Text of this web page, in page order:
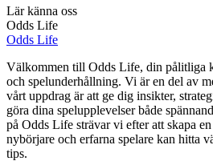
Lär känna oss
Odds Life
Odds Life
Välkommen till Odds Life, din pålitliga
och spelunderhållning. Vi är en del av
vårt uppdrag är att ge dig insikter,
göra dina spelupplevelser både
på Odds Life strävar vi efter att skapa
nybörjare och erfarna spelare kan hitta
tips.